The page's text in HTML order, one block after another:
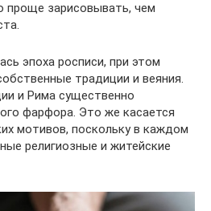
проще зарисовывать, чем
эпоха росписи, при этом
традиции и веяния.
и Рима существенно
фарфора. Это же касается
мотивов, поскольку в каждом
религиозные и житейские